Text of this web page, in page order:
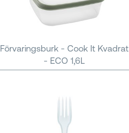
Förvaringsburk - Cook It Kvadrat
- ECO 1,6L